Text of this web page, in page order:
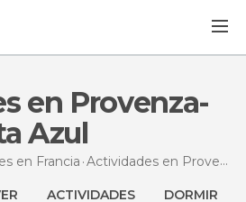
Azul
en Francia Actividades en Provenza-Alpes-Costa Azul
ACTIVIDADES DORMIR